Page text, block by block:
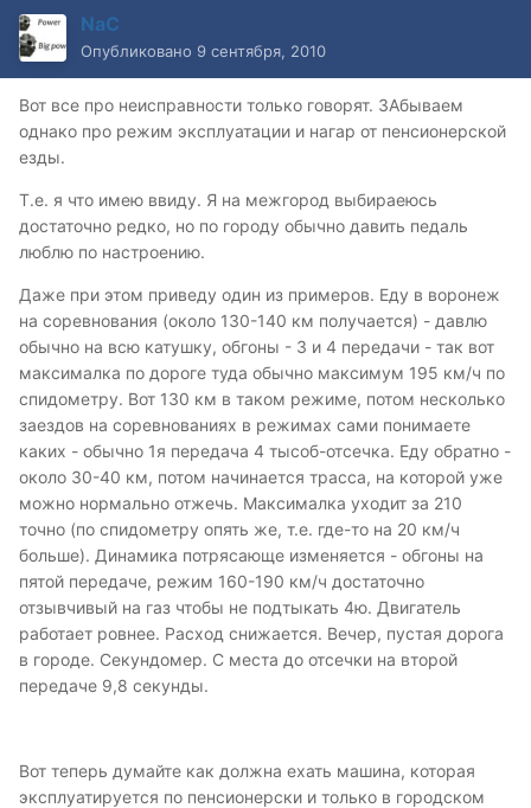
NaC
Опубликовано 9 сентября, 2010
Вот все про неисправности только говорят. ЗАбываем
однако про режим эксплуатации и нагар от пенсионерской
езды.
Т.е. я что имею ввиду. Я на межгород выбираеюсь
достаточно редко, но по городу обычно давить педаль
люблю по настроению.
Даже при этом приведу один из примеров. Еду в воронеж
на соревнования (около 130-140 км получается) - давлю
обычно на всю катушку, обгоны - 3 и 4 передачи - так вот
максималка по дороге туда обычно максимум 195 км/ч по
спидометру. Вот 130 км в таком режиме, потом несколько
заездов на соревнованиях в режимах сами понимаете
каких - обычно 1я передача 4 тысоб-отсечка. Еду обратно -
около 30-40 км, потом начинается трасса, на которой уже
можно нормально отжечь. Максималка уходит за 210
точно (по спидометру опять же, т.е. где-то на 20 км/ч
больше). Динамика потрясающе изменяется - обгоны на
пятой передаче, режим 160-190 км/ч достаточно
отзывчивый на газ чтобы не подтыкать 4ю. Двигатель
работает ровнее. Расход снижается. Вечер, пустая дорога
в городе. Секундомер. С места до отсечки на второй
передаче 9,8 секунды.
Вот теперь думайте как должна ехать машина, которая
эксплуатируется по пенсионерски и только в городском